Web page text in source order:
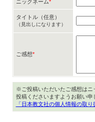
ニックネーム*
タイトル（任意）
（見出しになります）
ご感想*
※ご投稿いただいたご感想はニ
投稿くださいますようお願い申
「日本教文社の個人情報の取り